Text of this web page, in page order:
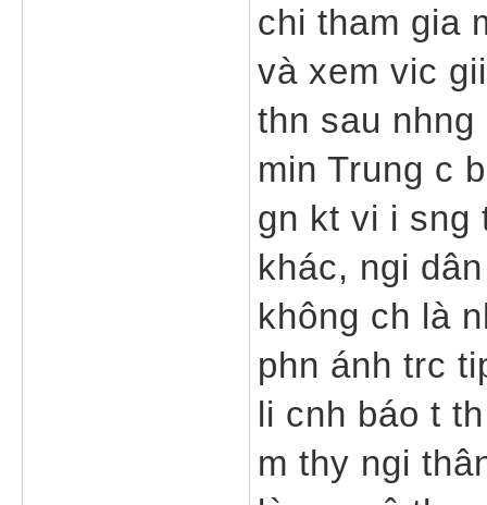
chi tham gia
và xem vic
thn sau
min Trung c
gn kt vi i sng
khác, ngi
không ch là
phn ánh trc
li cnh báo t
m thy ngi